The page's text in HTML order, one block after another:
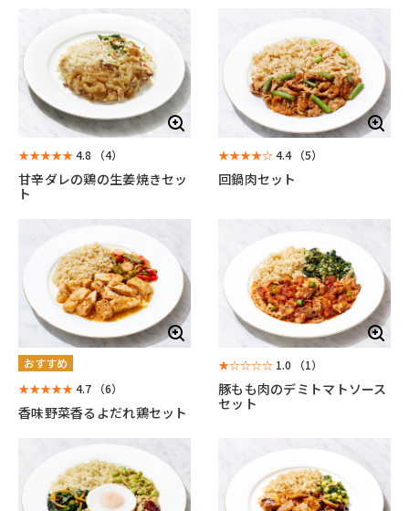
★★★★★4.8 （4）
甘辛ダレの鶏の生姜焼きセッ
ト
★★★★☆4.4 （5）
回鍋肉セット
おすすめ
★★★★★4.7 （6）
香味野菜香るよだれ鶏セット
★☆☆☆☆ 1.0 （1）
豚もも肉のデミトマトソース
セット